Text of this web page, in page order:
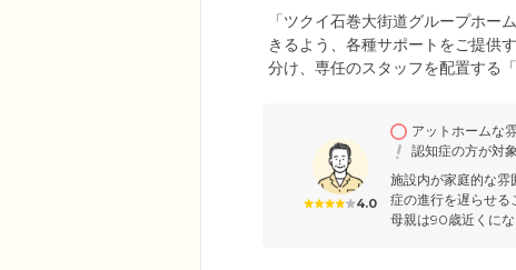
「ツクイ石巻大街道グループホ
きるよう、各種サポートをご提供
分け、専任のスタッフを配置する
ェックから服薬管理、緊急時の診
お持ちの方もご安心ください。
4.0
アットホームな雰
認知症の方が対
施設内が家庭的な雰
症の進行を遅らせる
母親は90歳近くにな